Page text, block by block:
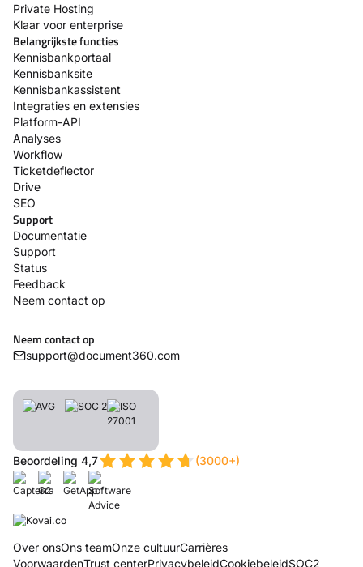
Private Hosting
Klaar voor enterprise
Belangrijkste functies
Kennisbankportaal
Kennisbanksite
Kennisbankassistent
Integraties en extensies
Platform-API
Analyses
Workflow
Ticketdeflector
Drive
SEO
Support
Documentatie
Support
Status
Feedback
Neem contact op
Neem contact op
support@document360.com
Beoordeling 4,7 (3000+)
Over onsOns teamOnze cultuurCarrières
VoorwaardenTrust centerPrivacybeleidCookiebeleidSOC2